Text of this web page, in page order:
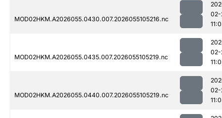
MOD02HKM.A2026055.0430.007.2026055105216.nc
02-
MOD02HKM.A2026055.0435.007.2026055105219.nc
02-
MOD02HKM.A2026055.0440.007.2026055105219.nc
02-